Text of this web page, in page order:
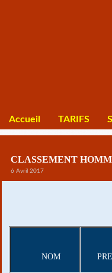
Accueil TARIFS
CLASSEMENT
6 Avril 2017
NOM